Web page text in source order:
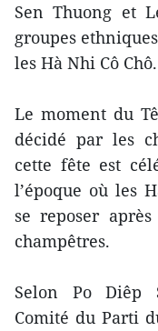
Sen Thuong et
groupes
les Hà Nhi Cô Chô.
Le moment du
décidé par les
cette fête est
l’époque où les
se reposer
champêtres.
Selon Po Diêp
Comité du Parti